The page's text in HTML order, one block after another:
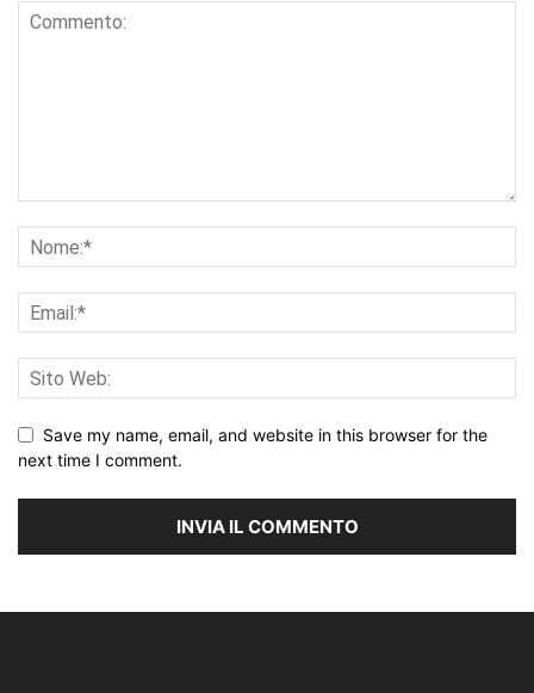
Save my name, email, and website in this browser for the
next time I comment.